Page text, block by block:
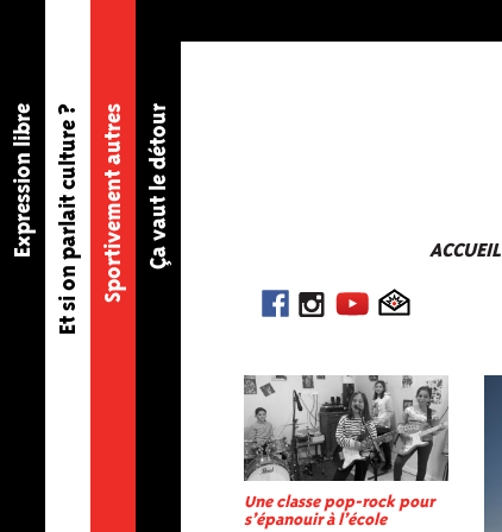
Expression libre Ça vaut le détour
Et si on parlait culture ?Sportivement autres ACCUEIL
Une classe pop-rock pour
s’épanouir à l’école